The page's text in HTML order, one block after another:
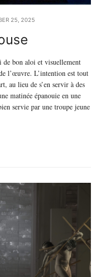
25, 2025
bon aloi et visuellement
l’œuvre. L’intention est tout
au lieu de s’en servir à des
matinée épanouie en une
servie par une troupe jeune